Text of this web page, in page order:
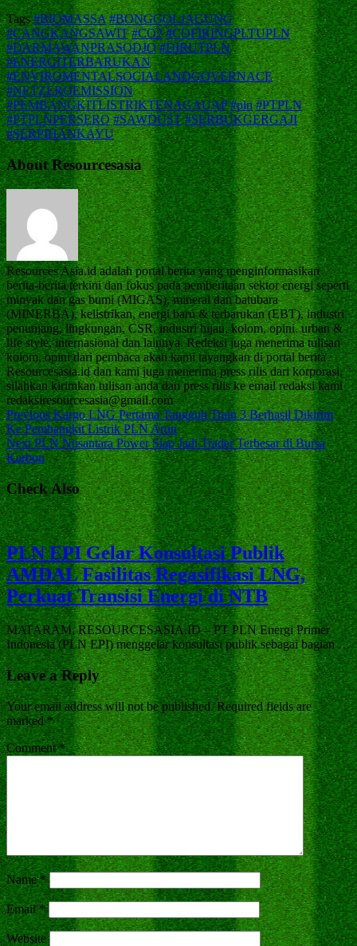
Tags#BIOMASSA #BONGGOLJAGUNG
#CANGKANGSAWIT #CO2 #COFIRINGPLTUPLN
#DARMAWANPRASODJO #DIRUTPLN
#ENERGITERBARUKAN
#ENVIROMENTALSOCIALANDGOVERNACE
#NETZEROEMISSION
#PEMBANGKITLISTRIKTENAGAUAP #pln #PTPLN
#PTPLNPERSERO #SAWDUST #SERBUKGERGAJI
#SERPIHANKAYU
About Resourcesasia
Resources Asia.id adalah portal berita yang menginformasikan
berita-berita terkini dan fokus pada pemberitaan sektor energi seperti
minyak dan gas bumi (MIGAS), mineral dan batubara
(MINERBA), kelistrikan, energi baru & terbarukan (EBT), industri
penunjang, lingkungan, CSR, industri hijau, kolom, opini. urban &
life style, internasional dan lainnya. Redeksi juga menerima tulisan
kolom, opini dari pembaca akan kami tayangkan di portal berita
Resourcesasia.id dan kami juga menerima press rilis dari korporasi,
silahkan kirimkan tulisan anda dan press rilis ke email redaksi kami
redaksiresourcesasia@gmail.com
PreviousKargo LNG Pertama Tangguh Train 3 Berhasil Dikirim
Ke Pembangkit Listrik PLN Arun
NextPLN Nusantara Power Siap Jadi Trader Terbesar di Bursa
Karbon
Check Also
PLN EPI Gelar Konsultasi Publik
AMDAL Fasilitas Regasifikasi LNG,
Perkuat Transisi Energi di NTB
MATARAM, RESOURCESASIA.ID – PT PLN Energi Primer
Indonesia (PLN EPI) menggelar konsultasi publik sebagai bagian …
Leave a Reply
Your email address will not be published. Required fields are
marked*
Comment*
Name*
Email*
Website